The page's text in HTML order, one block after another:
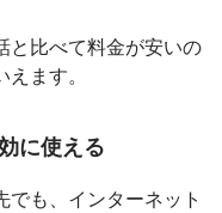
と比べて料金が安いの
えます。
に使える
も、インターネット